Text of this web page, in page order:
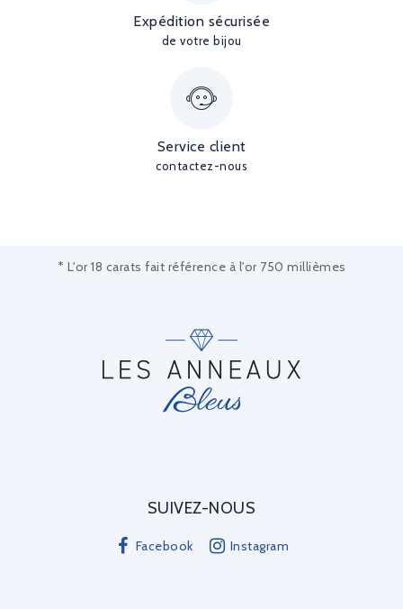
Expédition sécurisée
de votre bijou
Service client
contactez-nous
* L'or 18 carats fait référence à l'or 750 millièmes
SUIVEZ-NOUS
Facebook Instagram